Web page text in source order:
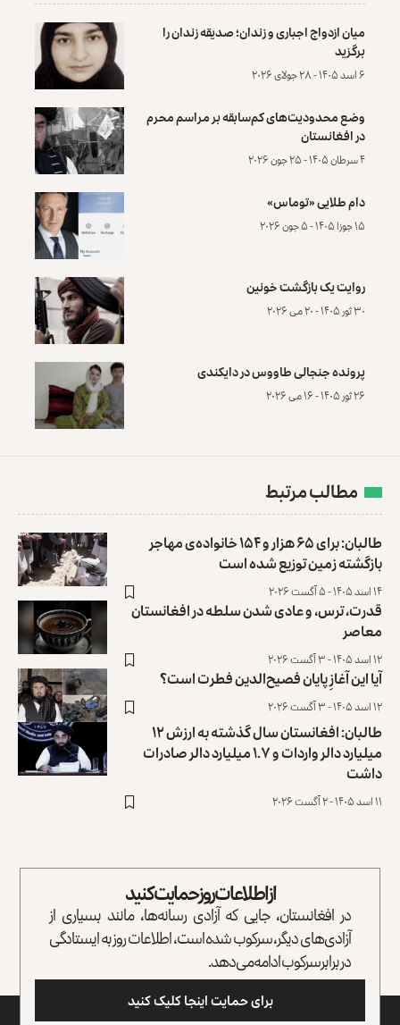
میان ازدواج اجباری و زندان؛ صدیقه زندان را
برگزید
۶ اسد ۱۴۰۵ - ۲۸ جولای ۲۰۲۶
وضع محدودیت‌های کم‌سابقه بر مراسم محرم
در افغانستان
۴ سرطان ۱۴۰۵ - ۲۵ جون ۲۰۲۶
دام طلایی «توماس»
۱۵ جوزا ۱۴۰۵ - ۵ جون ۲۰۲۶
روایت یک بازگشت خونین
۳۰ ثور ۱۴۰۵ - ۲۰ می ۲۰۲۶
پرونده‌ جنجالی طاووس در دایکندی
۲۶ ثور ۱۴۰۵ - ۱۶ می ۲۰۲۶
مطالب مرتبط
طالبان: برای ۶۵ هزار و ۱۵۴ خانواده‌ی مهاجر
بازگشته زمین توزیع ‏شده است
۱۴ اسد ۱۴۰۵ - ۵ آگست ۲۰۲۶
قدرت، ترس، و عادی ‌شدن سلطه در افغانستان
معاصر
۱۲ اسد ۱۴۰۵ - ۳ آگست ۲۰۲۶
آیا این آغازِ پایان فصیح‌الدین فطرت است؟
۱۲ اسد ۱۴۰۵ - ۳ آگست ۲۰۲۶
طالبان: افغانستان سال گذشته به ارزش ۱۲
میلیارد دالر واردات و ۱.۷ میلیارد دالر صادرات
داشت
۱۱ اسد ۱۴۰۵ - ۲ آگست ۲۰۲۶
از اطلاعات روز حمایت کنید
در افغانستان، جایی که آزادی رسانه‌ها، مانند بسیاری از
آزادی‌های دیگر، سرکوب شده است، اطلاعات روز به ایستادگی
در برابر سرکوب ادامه می‌دهد.
برای حمایت اینجا کلیک کنید